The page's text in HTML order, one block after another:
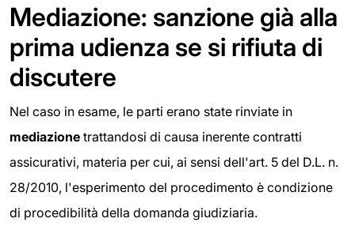
Mediazione: sanzione già alla
prima udienza se si rifiuta di
discutere
Nel caso in esame, le parti erano state rinviate in
mediazione trattandosi di causa inerente contratti
assicurativi, materia per cui, ai sensi dell'art. 5 del D.L. n.
28/2010, l'esperimento del procedimento è condizione
di procedibilità della domanda giudiziaria.